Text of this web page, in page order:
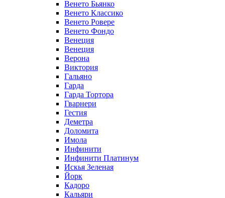
Венето Бьянко
Венето Классико
Венето Ровере
Венето Фондо
Венеция
Венеция
Верона
Виктория
Гальяно
Гарда
Гарда Тортора
Гварнери
Гестия
Деметра
Доломита
Имола
Инфинити
Инфинити Платинум
Искья Зеленая
Йорк
Кадоро
Кальяри